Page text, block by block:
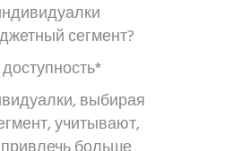
сегмент?
выбирая
учитывают,